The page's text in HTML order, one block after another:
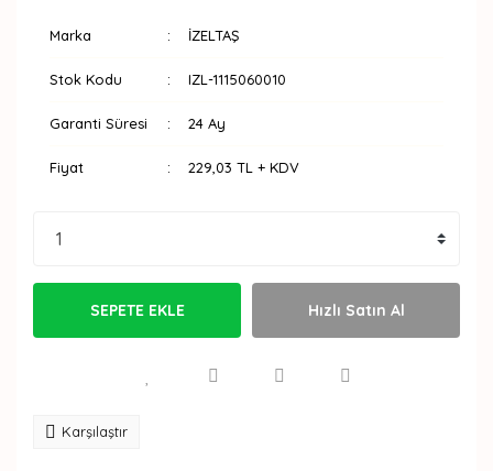
Marka İZELTAŞ
Stok Kodu IZL-1115060010
Garanti Süresi 24 Ay
Fiyat 229,03 TL + KDV
SEPETE EKLE Hızlı Satın Al
Karşılaştır